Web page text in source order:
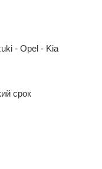
- Opel - Kia
срок